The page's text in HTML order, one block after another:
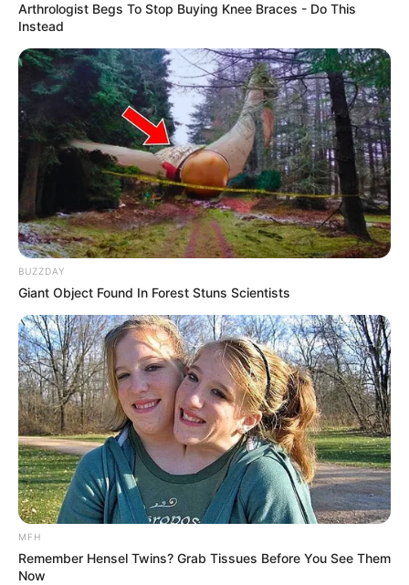
ดวงรายวัน 24 สิงหาคม 2565
อ.มิก พชร ทูตเทวะ
24 ส.ค. 2022
ดูดวงรายวัน ประจำวันพุธ 24 สิงหาคม 2565 คนวันอาทิตย์ ไพ่ประจำวัน
ของท่าน คือ ไพ่รุ่งเรือง ถือเป็นอีกหนึ่งวันดีดีเลยครับ ที่จะทำให้ท่านยิ้มได้
บางท่านได้รับข่าวดีเรื่องความก้าวหน้าในหน้าที่การงาน ใครว่างงานได้รับ
โอกาสดีดีเข้ามา การเงินยังคงหมุนไปได้ไม่ติดขัด บางท่านมีเกณฑ์เดินทาง
เกิดขึ้น คนวันจันทร์…
23 ส.ค. 2022
ดวงรายวัน 22 สิงหาคม 2565
22 ส.ค. 2022
20 ส.ค. 2022
Arthrologist Begs To Stop Buying Knee Braces - Do This
Instead
BUZZDAY
Giant Object Found In Forest Stuns Scientists
MFH
Remember Hensel Twins? Grab Tissues Before You See Them
Now